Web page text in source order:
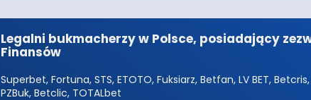
Legalni bukmacherzy w Polsce, posiadający
Finansów
Superbet, Fortuna, STS, ETOTO, Fuksiarz, Betfan, LV BET,
PZBuk, Betclic, TOTALbet